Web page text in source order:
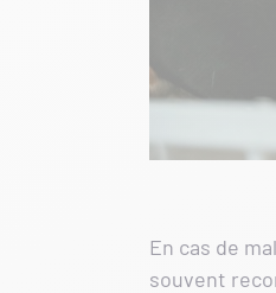
En cas de
souvent